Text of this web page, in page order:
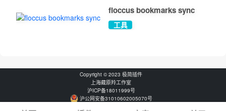
floccus bookmarks sync
工具
Copyright © 2023 极简插件
上海藏原羚工作室
沪ICP备18011999号
沪公网安备31010602005070号